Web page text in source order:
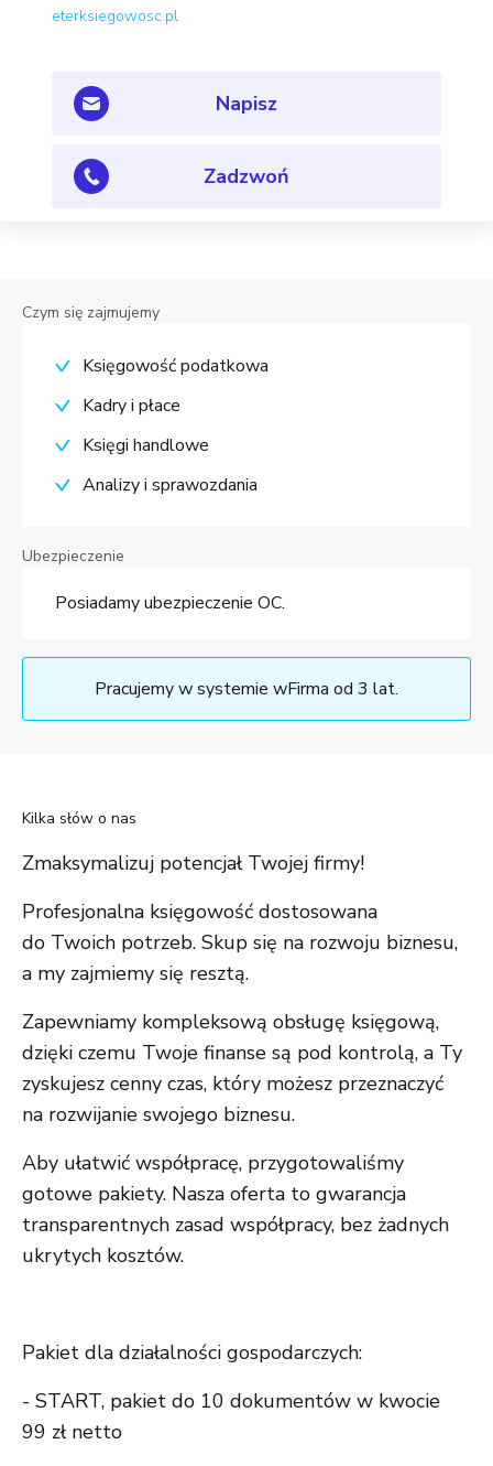
eterksiegowosc.pl
Napisz
Zadzwoń
Czym się zajmujemy
Księgowość podatkowa
Kadry i płace
Księgi handlowe
Analizy i sprawozdania
Ubezpieczenie
Posiadamy ubezpieczenie OC.
Pracujemy w systemie wFirma od 3 lat.
Kilka słów o nas
Zmaksymalizuj potencjał Twojej firmy!
Profesjonalna księgowość dostosowana
do Twoich potrzeb. Skup się na rozwoju biznesu,
a my zajmiemy się resztą.
Zapewniamy kompleksową obsługę księgową,
dzięki czemu Twoje finanse są pod kontrolą, a Ty
zyskujesz cenny czas, który możesz przeznaczyć
na rozwijanie swojego biznesu.
Aby ułatwić współpracę, przygotowaliśmy
gotowe pakiety. Nasza oferta to gwarancja
transparentnych zasad współpracy, bez żadnych
ukrytych kosztów.
Pakiet dla działalności gospodarczych:
- START, pakiet do 10 dokumentów w kwocie
99 zł netto